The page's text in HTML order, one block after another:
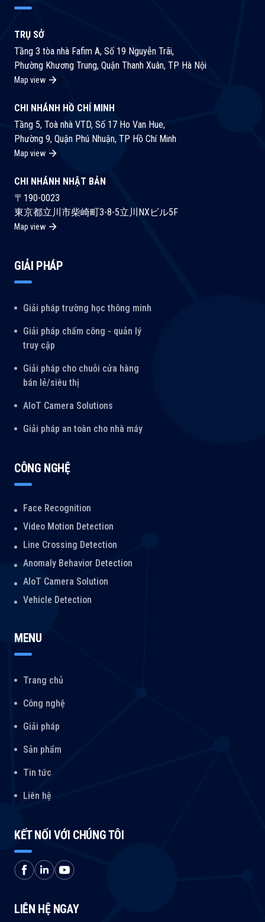
TRỤ SỞ
Tầng 3 tòa nhà Fafim A, Số 19 Nguyễn Trãi,
Phường Khương Trung, Quận Thanh Xuân, TP Hà Nội
Map view
CHI NHÁNH HỒ CHÍ MINH
Tầng 5, Toà nhà VTD, Số 17 Ho Van Hue,
Phường 9, Quận Phú Nhuận, TP Hồ Chí Minh
Map view
CHI NHÁNH NHẬT BẢN
〒190-0023
東京都立川市柴崎町3-8-5立川NXビル5F
Map view
GIẢI PHÁP
Giải pháp trường học thông minh
Giải pháp chấm công - quản lý
truy cập
Giải pháp cho chuỗi cửa hàng
bán lẻ/siêu thị
AIoT Camera Solutions
Giải pháp an toàn cho nhà máy
CÔNG NGHỆ
Face Recognition
Video Motion Detection
Line Crossing Detection
Anomaly Behavior Detection
AIoT Camera Solution
Vehicle Detection
MENU
Trang chủ
Công nghệ
Giải pháp
Sản phẩm
Tin tức
Liên hệ
KẾT NỐI VỚI CHÚNG TÔI
LIÊN HỆ NGAY